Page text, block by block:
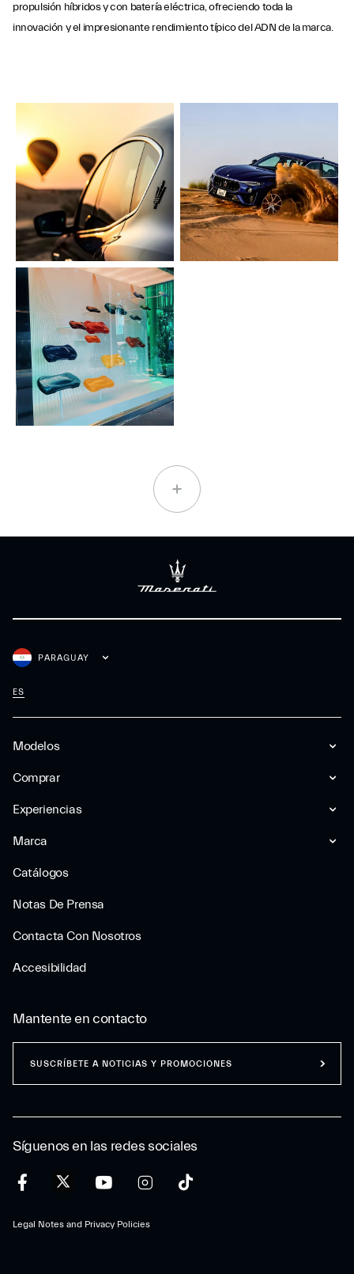
propulsión híbridos y con batería eléctrica, ofreciendo toda la
innovación y el impresionante rendimiento típico del ADN de la marca.
Modelos
Comprar
Experiencias
Marca
Catálogos
Notas De Prensa
Contacta Con Nosotros
Accesibilidad
PARAGUAY
ES
Síguenos en las redes sociales
Legal Notes and Privacy Policies
Mantente en contacto
SUSCRÍBETE A NOTICIAS Y PROMOCIONES